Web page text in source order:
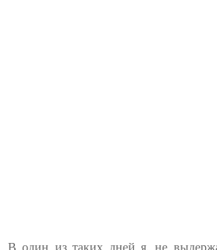
В один из таких дней я, не